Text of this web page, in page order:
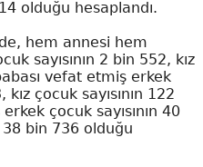
olduğu hesaplandı.
hem annesi hem
sayısının 2 bin 552, kız
vefat etmiş erkek
çocuk sayısının 122
çocuk sayısının 40
38 bin 736 olduğu